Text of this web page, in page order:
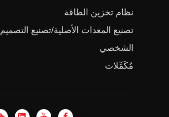
نظام تخزين الطاقة
تصنيع المعدات الأصلية/تصنيع التصميم
الشخصي
مُكَمِّلات